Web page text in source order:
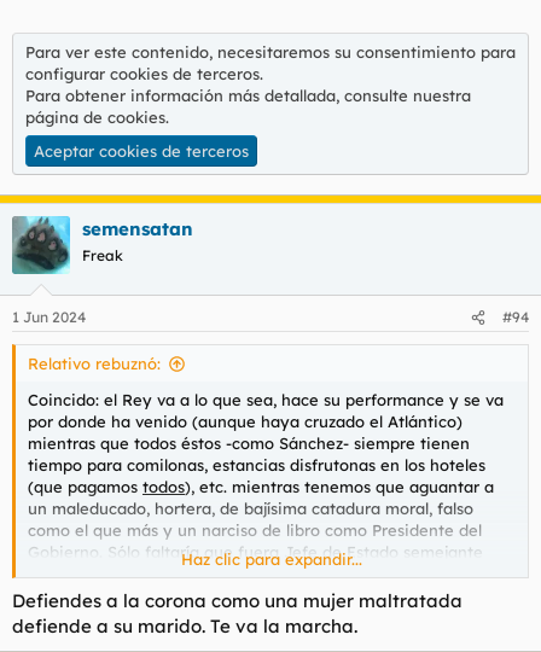
Para ver este contenido, necesitaremos su consentimiento para
configurar cookies de terceros.
Para obtener información más detallada, consulte nuestra
página de cookies.
Aceptar cookies de terceros
semensatan
Freak
1 Jun 2024 #94
Relativo rebuznó:
Coincido: el Rey va a lo que sea, hace su performance y se va
por donde ha venido (aunque haya cruzado el Atlántico)
mientras que todos éstos -como Sánchez- siempre tienen
tiempo para comilonas, estancias disfrutonas en los hoteles
(que pagamos todos), etc. mientras tenemos que aguantar a
un maleducado, hortera, de bajísima catadura moral, falso
como el que más y un narciso de libro como Presidente del
Gobierno. Sólo faltaría que fuera Jefe de Estado semejante
personaje.
Y lo que les escuece a los rojos el Rey: valor añadido
Haz clic para expandir...
Defiendes a la corona como una mujer maltratada
defiende a su marido. Te va la marcha.